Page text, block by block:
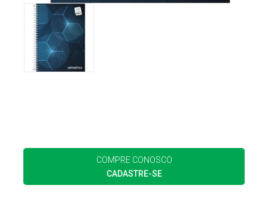
COMPRE CONOSCO
CADASTRE-SE